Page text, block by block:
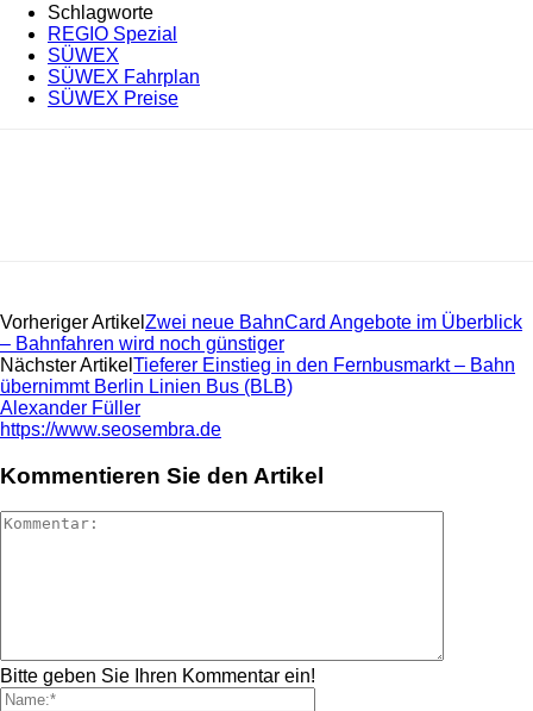
Schlagworte
REGIO Spezial
SÜWEX
SÜWEX Fahrplan
SÜWEX Preise
Vorheriger Artikel Zwei neue BahnCard Angebote im Überblick
– Bahnfahren wird noch günstiger
Nächster Artikel Tieferer Einstieg in den Fernbusmarkt – Bahn
übernimmt Berlin Linien Bus (BLB)
Alexander Füller
https://www.seosembra.de
Kommentieren Sie den Artikel
Bitte geben Sie Ihren Kommentar ein!